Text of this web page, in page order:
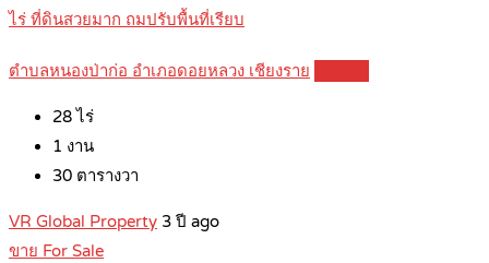
ไร่ ที่ดินสวยมาก ถมปรับพื้นที่เรียบ
ตำบลหนองป่าก่อ อำเภอดอยหลวง เชียงราย
28ไร่
1 งาน
30 ตารางวา
VR Global Property 3 ปี ago
ขาย For Sale